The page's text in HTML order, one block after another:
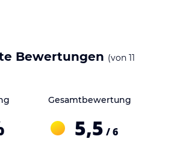
Bewertungen (von 11
Gesamtbewertung
5,5 / 6